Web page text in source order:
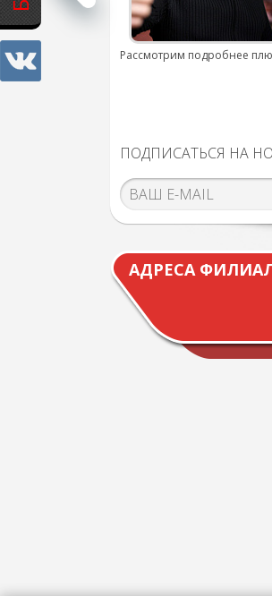
Рассмотрим подробнее
ПОДПИСАТЬСЯ НА
АДРЕСА